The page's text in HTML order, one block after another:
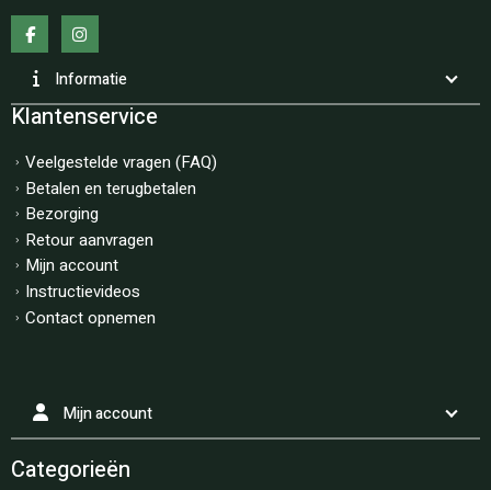
Informatie
Klantenservice
Veelgestelde vragen (FAQ)
Betalen en terugbetalen
Bezorging
Retour aanvragen
Mijn account
Instructievideos
Contact opnemen
Mijn account
Categorieën